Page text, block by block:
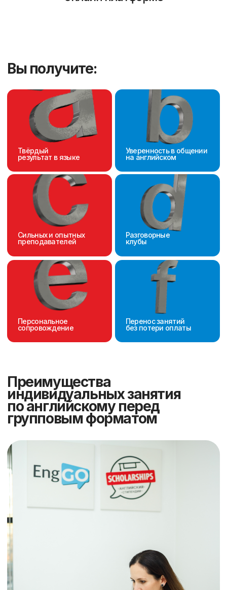
• Учебный план составляется с учётом целей,
• На индивидуальных занятиях всё внимание
преподавателя сосредоточено только на
вас, в группе время делится между всеми.
общий темп группы.
4. Экономия времени
• Индивидуальные уроки часто позволяют
достичь тех же целей быстрее, чем групповые
занятия, благодаря концентрации внимания
преподавателя на одном ученике.
5. Гибкость в расписании
• В индивидуальном формате можно
заморозить или перенести занятия без
финансовых потерь, в группе пропущенные
уроки всё равно оплачиваются.
6. Мгновенный старт
• Индивидуальные занятия можно начать
сразу, в группе нужно ждать формирования
состава от 2 до 5 недель.
3. Фокус на
индивидуальных целях
• Уроки могут быть сосредоточены на
конкретных навыках: разговорной речи,
письме, подготовке к экзаменам.
• Возможность работать над
специализированным вокабуляром,
например, для работы, учёбы или
путешествий.
тем дешевле каждый урок
Занятия по 60 минут
Уроки 2 или 3 раза в неделю
Персональная программа обучения
Уровни: Beginner – Advanced
Перенос занятий без потери
Индивидуальные
занятия
Преподаватели с международными